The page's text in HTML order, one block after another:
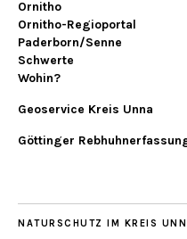
Ornitho
Ornitho-Regioportal
Paderborn/Senne
Schwerte
Wohin?
Geoservice Kreis Unna
Göttinger
NATURSCHUTZ IM KREIS